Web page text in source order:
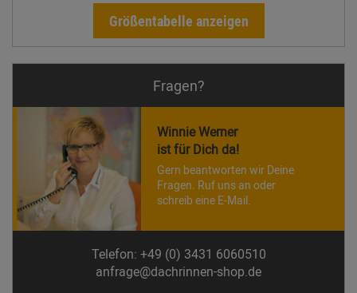
Größentabelle anzeigen
Fragen?
Winnie Werner
ist für Dich da!
Gern beantworten wir Deine
Fragen. Ruf uns an oder
schreib eine E-Mail.
Telefon: +49 (0) 3431 6060510
anfrage@dachrinnen-shop.de